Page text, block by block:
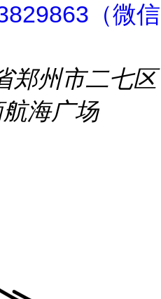
（微信
郑州市二七区
海广场